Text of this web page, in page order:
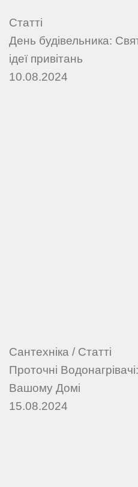
Статті
День будівельника:
ідеї привітань
10.08.2024
Сантехніка / Статті
Проточні
Вашому Домі
15.08.2024